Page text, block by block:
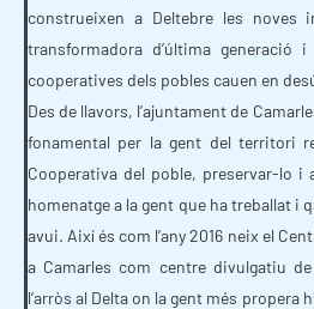
construeixen a Deltebre les noves
transformadora d’última
cooperatives dels pobles cauen en
Des de llavors, l’ajuntament de
fonamental per la gent del territori
Cooperativa del poble, preservar-lo i
homenatge a la gent que ha treballat i
avui. Així és com l’any 2016 neix el
a Camarles com centre divulgatiu
l’arròs al Delta on la gent més propera